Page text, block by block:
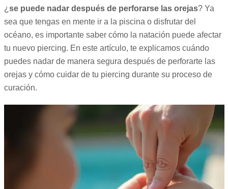
¿ se puede nadar después de perforarse las orejas? Ya
sea que tengas en mente ir a la piscina o disfrutar del
océano, es importante saber cómo la natación puede afectar
tu nuevo piercing. En este artículo, te explicamos cuándo
puedes nadar de manera segura después de perforarte las
orejas y cómo cuidar de tu piercing durante su proceso de
curación.